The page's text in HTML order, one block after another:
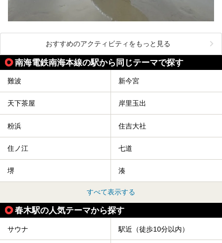
おすすめのアクティビティをもっと見る
南海電鉄南海本線の駅から同じテーマで探す
難波 新今宮
天下茶屋 岸里玉出
粉浜 住吉大社
住ノ江 七道
堺 湊
すべて表示する
春木駅の人気テーマから探す
サウナ 駅近（徒歩10分以内）